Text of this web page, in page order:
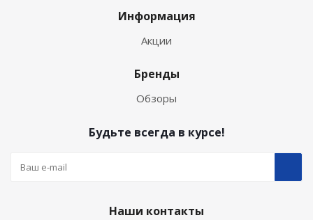
Информация
Акции
Бренды
Обзоры
Будьте всегда в курсе!
Наши контакты